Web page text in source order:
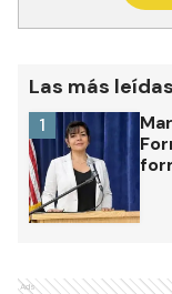
Las más leídas
1
Ads